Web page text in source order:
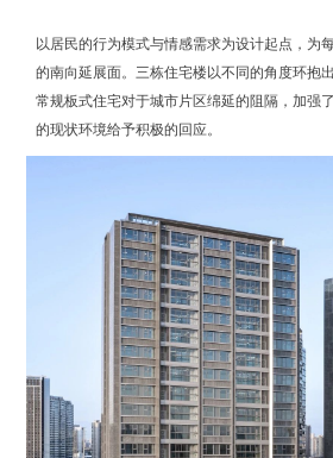
以居民的行为模式与情感需求为设计起点，为
的南向延展面。三栋住宅楼以不同的角度环抱
常规板式住宅对于城市片区绵延的阻隔，加强
的现状环境给予积极的回应。